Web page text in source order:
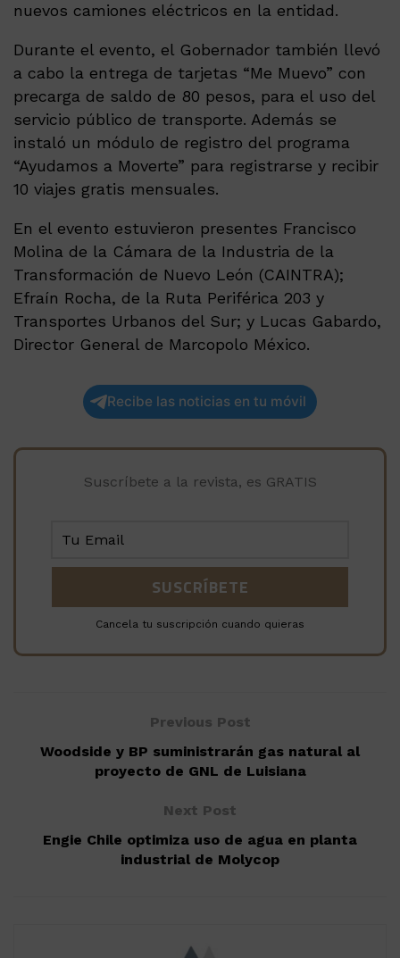
nuevos camiones eléctricos en la entidad.
Durante el evento, el Gobernador también llevó
a cabo la entrega de tarjetas “Me Muevo” con
precarga de saldo de 80 pesos, para el uso del
servicio público de transporte. Además se
instaló un módulo de registro del programa
“Ayudamos a Moverte” para registrarse y recibir
10 viajes gratis mensuales.
En el evento estuvieron presentes Francisco
Molina de la Cámara de la Industria de la
Transformación de Nuevo León (CAINTRA);
Efraín Rocha, de la Ruta Periférica 203 y
Transportes Urbanos del Sur; y Lucas Gabardo,
Director General de Marcopolo México.
Recibe las noticias en tu móvil
Suscríbete a la revista, es GRATIS
Cancela tu suscripción cuando quieras
Previous Post
Woodside y BP suministrarán gas natural al
proyecto de GNL de Luisiana
Next Post
Engie Chile optimiza uso de agua en planta
industrial de Molycop